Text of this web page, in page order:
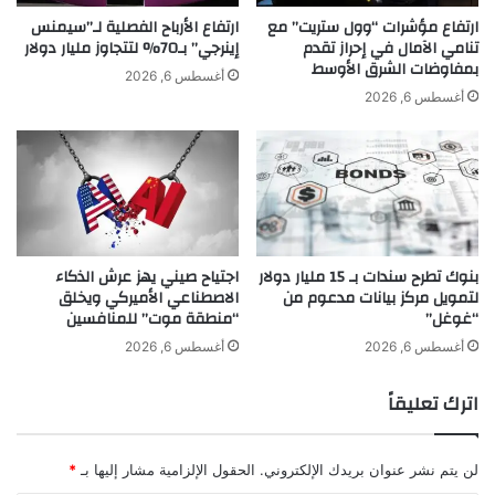
ج
د
ي
د
ش
ط
ب
ن
ا
"
-
ارتفاع مؤشرات “وول ستريت” مع
تنامي الآمال في إحراز تقدم
بمفاوضات الشرق الأوسط
أغسطس 6, 2026
ارتفاع الأرباح الفصلية لـ”سيمنس
إينرجي” بـ70% لتتجاوز مليار دولار
أغسطس 6, 2026
بنوك تطرح سندات بـ 15 مليار دولار
لتمويل مركز بيانات مدعوم من
“غوغل”
أغسطس 6, 2026
اجتياح صيني يهز عرش الذكاء
الاصطناعي الأميركي ويخلق
“منطقة موت” للمنافسين
أغسطس 6, 2026
اترك تعليقاً
لن يتم نشر عنوان بريدك الإلكتروني. الحقول الإلزامية مشار إليها بـ *